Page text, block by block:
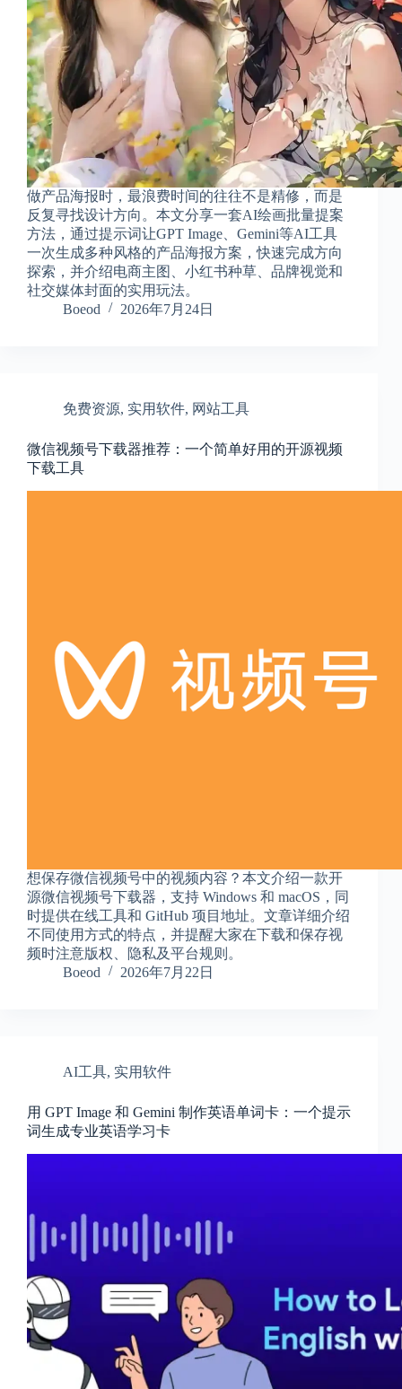
做产品海报时，最浪费时间的往往不是精修，而是
反复寻找设计方向。本文分享一套AI绘画批量提案
方法，通过提示词让GPT Image、Gemini等AI工具
一次生成多种风格的产品海报方案，快速完成方向
探索，并介绍电商主图、小红书种草、品牌视觉和
社交媒体封面的实用玩法。
Boeod
2026年7月24日
免费资源, 实用软件, 网站工具
微信视频号下载器推荐：一个简单好用的开源视频
下载工具
想保存微信视频号中的视频内容？本文介绍一款开
源微信视频号下载器，支持 Windows 和 macOS，同
时提供在线工具和 GitHub 项目地址。文章详细介绍
不同使用方式的特点，并提醒大家在下载和保存视
频时注意版权、隐私及平台规则。
Boeod
2026年7月22日
AI工具, 实用软件
用 GPT Image 和 Gemini 制作英语单词卡：一个提示
词生成专业英语学习卡